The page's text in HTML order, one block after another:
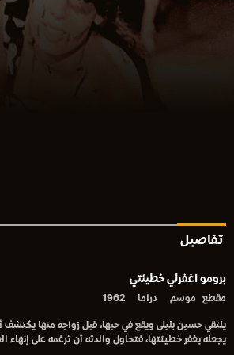
تفاصيل
برومو اغفرلي خطيئتي
مقطع موسم دراما 1962
يلتقي حسين بليلى ويقع في حبها، قبل زواجه منها يكتشف
يجعله يغفر خطيئتها، فتحاول والدته أن ترغمه على إنهاء